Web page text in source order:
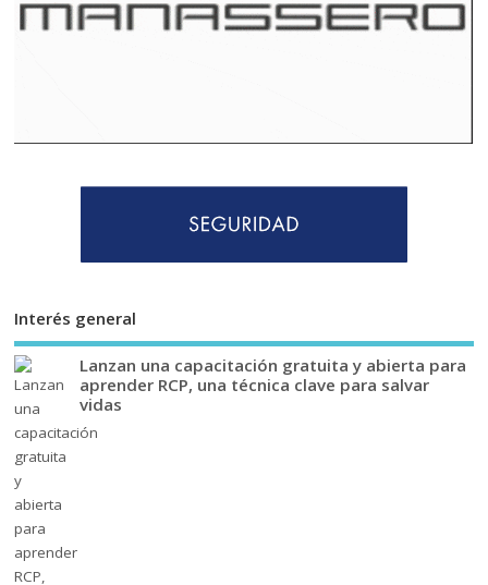
Interés general
Lanzan una capacitación gratuita y abierta para
aprender RCP, una técnica clave para salvar
vidas